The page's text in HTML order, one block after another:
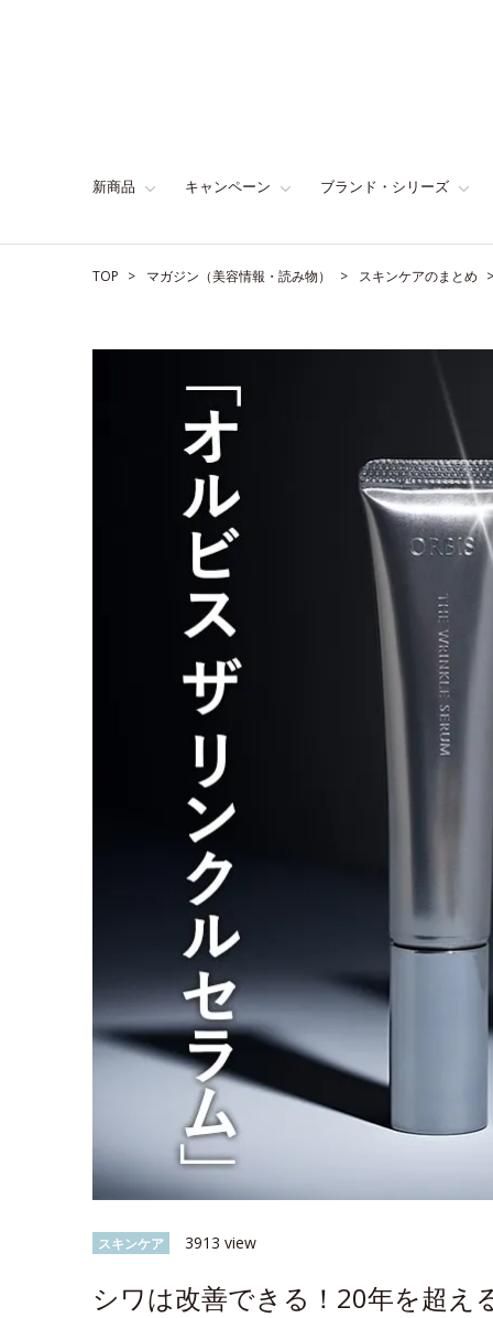
新商品 キャンペーン ブランド・シリーズ
TOP マガジン（美容情報・読み物） スキンケアのまとめ
スキンケア 3913 view
シワは改善できる！20年を超